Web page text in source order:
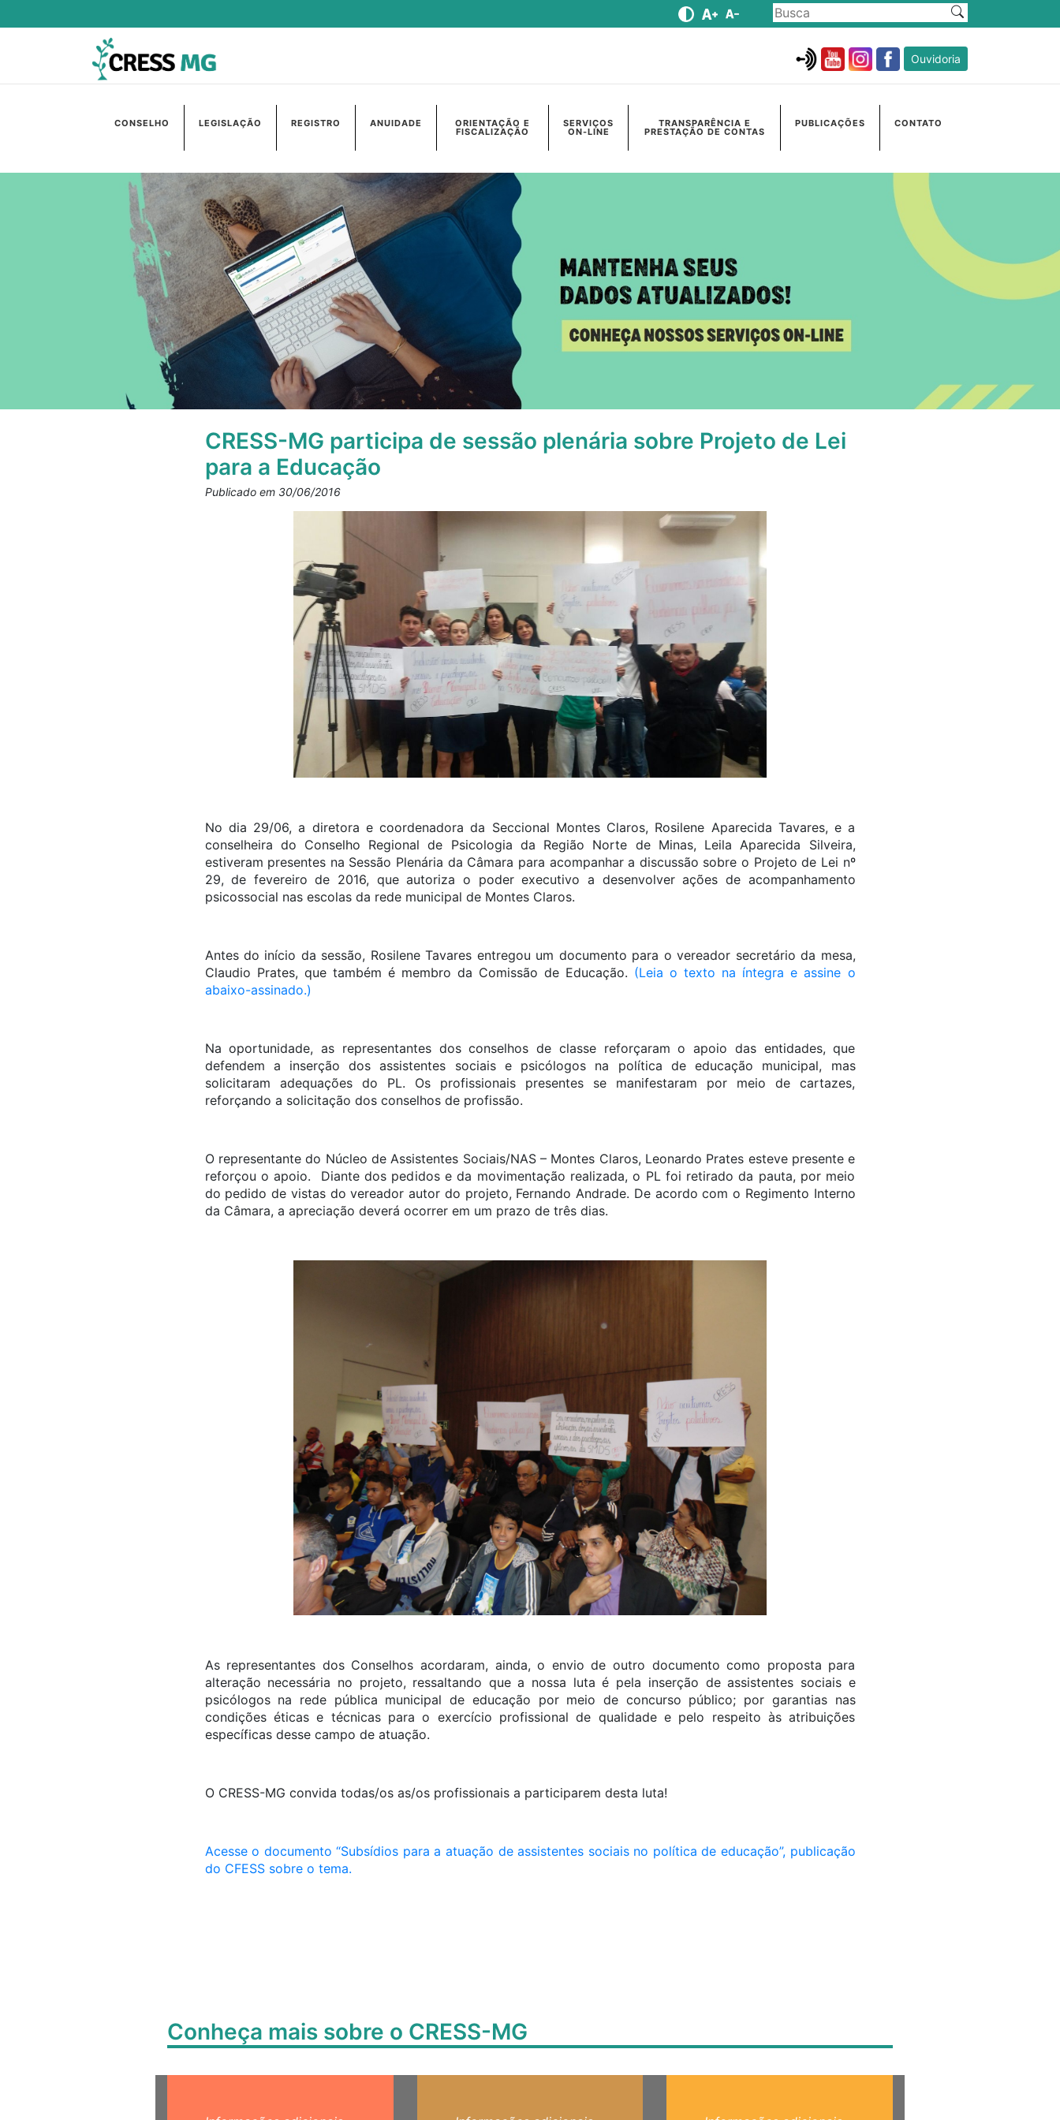
Ouvidoria
CONSELHO LEGISLAÇÃO REGISTRO ANUIDADE ORIENTAÇÃO E
FISCALIZAÇÃO
SERVIÇOS
ON-LINE
TRANSPARÊNCIA E
PRESTAÇÃO DE CONTAS
PUBLICAÇÕES CONTATO
CRESS-MG participa de sessão plenária sobre Projeto de Lei
para a Educação
Publicado em 30/06/2016
No dia 29/06, a diretora e coordenadora da Seccional Montes Claros, Rosilene Aparecida Tavares, e a
conselheira do Conselho Regional de Psicologia da Região Norte de Minas, Leila Aparecida Silveira,
estiveram presentes na Sessão Plenária da Câmara para acompanhar a discussão sobre o Projeto de Lei nº
29, de fevereiro de 2016, que autoriza o poder executivo a desenvolver ações de acompanhamento
psicossocial nas escolas da rede municipal de Montes Claros.
Antes do início da sessão, Rosilene Tavares entregou um documento para o vereador secretário da mesa,
Claudio Prates, que também é membro da Comissão de Educação. (Leia o texto na íntegra e assine o
abaixo-assinado.)
Na oportunidade, as representantes dos conselhos de classe reforçaram o apoio das entidades, que
defendem a inserção dos assistentes sociais e psicólogos na política de educação municipal, mas
solicitaram adequações do PL. Os profissionais presentes se manifestaram por meio de cartazes,
reforçando a solicitação dos conselhos de profissão.
O representante do Núcleo de Assistentes Sociais/NAS – Montes Claros, Leonardo Prates esteve presente e
reforçou o apoio. Diante dos pedidos e da movimentação realizada, o PL foi retirado da pauta, por meio
do pedido de vistas do vereador autor do projeto, Fernando Andrade. De acordo com o Regimento Interno
da Câmara, a apreciação deverá ocorrer em um prazo de três dias.
As representantes dos Conselhos acordaram, ainda, o envio de outro documento como proposta para
alteração necessária no projeto, ressaltando que a nossa luta é pela inserção de assistentes sociais e
psicólogos na rede pública municipal de educação por meio de concurso público; por garantias nas
condições éticas e técnicas para o exercício profissional de qualidade e pelo respeito às atribuições
específicas desse campo de atuação.
O CRESS-MG convida todas/os as/os profissionais a participarem desta luta!
Acesse o documento “Subsídios para a atuação de assistentes sociais no política de educação”, publicação
do CFESS sobre o tema.
Conheça mais sobre o CRESS-MG